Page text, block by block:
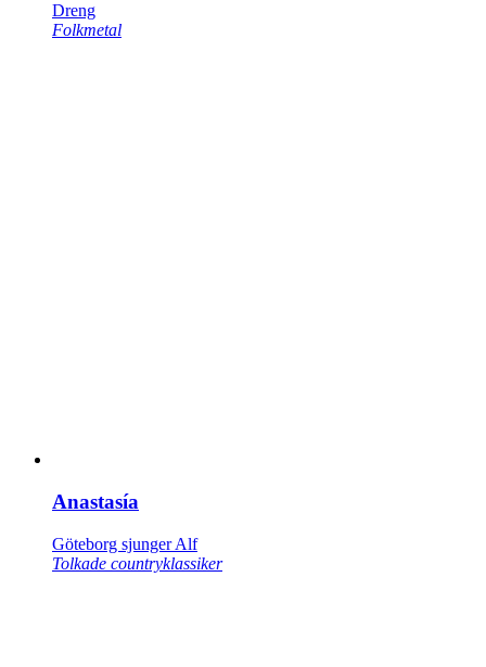
Dreng
Folkmetal
Anastasía
Göteborg sjunger Alf
Tolkade countryklassiker